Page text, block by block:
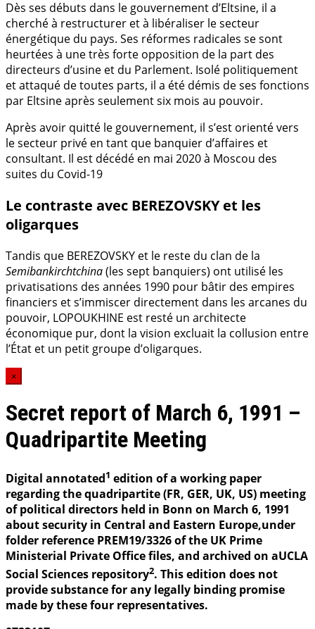
Dès ses débuts dans le gouvernement d’Eltsine, il a
cherché à restructurer et à libéraliser le secteur
énergétique du pays. Ses réformes radicales se sont
heurtées à une très forte opposition de la part des
directeurs d’usine et du Parlement. Isolé politiquement
et attaqué de toutes parts, il a été démis de ses fonctions
par Eltsine après seulement six mois au pouvoir.
Après avoir quitté le gouvernement, il s’est orienté vers
le secteur privé en tant que banquier d’affaires et
consultant. Il est décédé en mai 2020 à Moscou des
suites du Covid-19
Le contraste avec BEREZOVSKY et les
oligarques
Tandis que BEREZOVSKY et le reste du clan de la
Semibankirchtchina(les sept banquiers) ont utilisé les
privatisations des années 1990 pour bâtir des empires
financiers et s’immiscer directement dans les arcanes du
pouvoir, LOPOUKHINE est resté un architecte
économique pur, dont la vision excluait la collusion entre
l’État et un petit groupe d’oligarques.
×
Secret report of March 6, 1991 –
Quadripartite Meeting
Digital annotated1 edition of a working paper
regarding the quadripartite (FR, GER, UK, US) meeting
of political directors held in Bonn on March 6, 1991
about security in Central and Eastern Europe,under
folder reference PREM19/3326 of the UK Prime
Ministerial Private Office files, and archived on aUCLA
Social Sciences repository2. This edition does not
provide substance for any legally binding promise
made by these four representatives.